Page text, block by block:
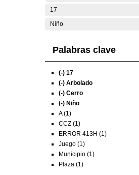
17
Niño
Palabras clave
(-) 17
(-) Arbolado
(-) Cerro
(-) Niño
A (1)
CCZ (1)
ERROR 413H (1)
Juego (1)
Municipio (1)
Plaza (1)